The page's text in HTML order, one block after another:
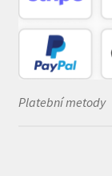
Platební metody